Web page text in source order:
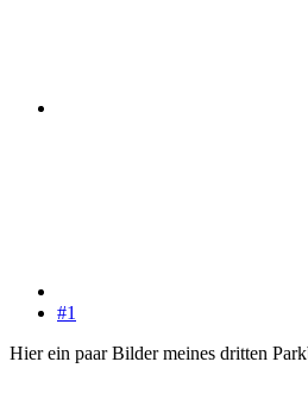
#1
Hier ein paar Bilder meines dritten